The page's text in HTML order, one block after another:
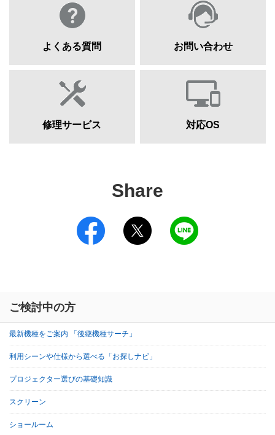
よくある質問 お問い合わせ
修理サービス 対応OS
Share
ご検討中の方
最新機種をご案内 「後継機種サーチ」
利用シーンや仕様から選べる「お探しナビ」
プロジェクター選びの基礎知識
スクリーン
ショールーム